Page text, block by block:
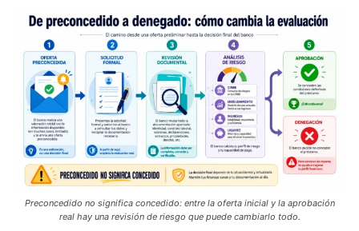
Preconcedido no significa concedido: entre la oferta inicial y la aprobación
real hay una revisión de riesgo que puede cambiarlo todo.